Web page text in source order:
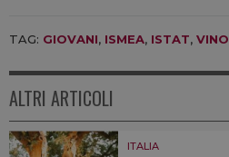
TAG: GIOVANI, ISMEA, ISTAT, VINO
ALTRI ARTICOLI
ITALIA